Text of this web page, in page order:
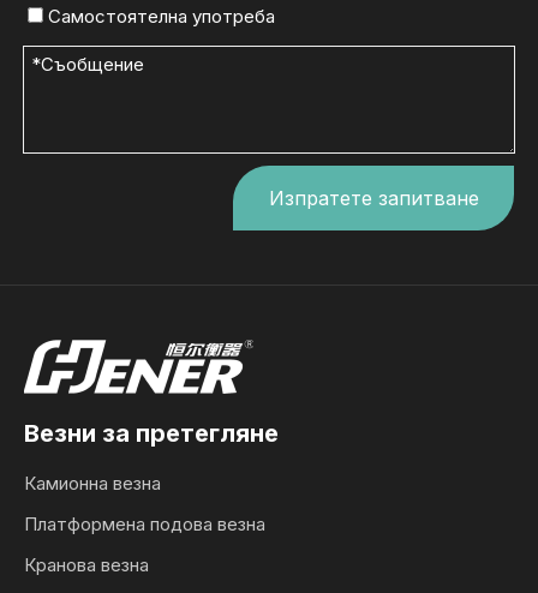
Самостоятелна употреба
Изпратете запитване
Везни за претегляне
Камионна везна
Платформена подова везна
Кранова везна